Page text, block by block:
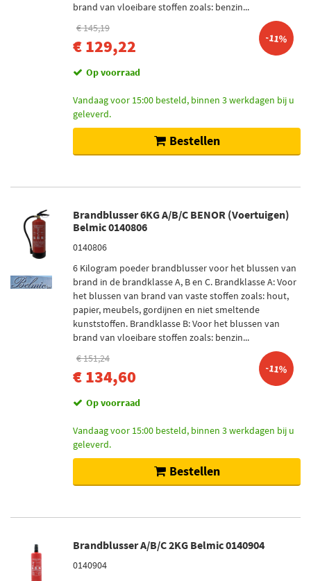
brand van vloeibare stoffen zoals: benzin...
€ 145,19
€ 129,22 -11%
Op voorraad
Vandaag voor 15:00 besteld, binnen 3 werkdagen bij u
geleverd.
Bestellen
Brandblusser 6KG A/B/C BENOR (Voertuigen)
Belmic 0140806
0140806
6 Kilogram poeder brandblusser voor het blussen van
brand in de brandklasse A, B en C. Brandklasse A: Voor
het blussen van brand van vaste stoffen zoals: hout,
papier, meubels, gordijnen en niet smeltende
kunststoffen. Brandklasse B: Voor het blussen van
brand van vloeibare stoffen zoals: benzin...
€ 151,24
€ 134,60 -11%
Op voorraad
Vandaag voor 15:00 besteld, binnen 3 werkdagen bij u
geleverd.
Bestellen
Brandblusser A/B/C 2KG Belmic 0140904
0140904